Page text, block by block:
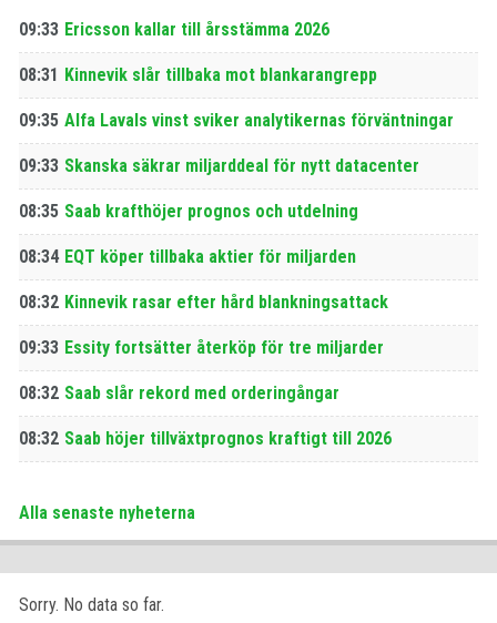
09:33 Ericsson kallar till årsstämma 2026
08:31 Kinnevik slår tillbaka mot blankarangrepp
09:35 Alfa Lavals vinst sviker analytikernas förväntningar
09:33 Skanska säkrar miljarddeal för nytt datacenter
08:35 Saab krafthöjer prognos och utdelning
08:34 EQT köper tillbaka aktier för miljarden
08:32 Kinnevik rasar efter hård blankningsattack
09:33 Essity fortsätter återköp för tre miljarder
08:32 Saab slår rekord med orderingångar
08:32 Saab höjer tillväxtprognos kraftigt till 2026
Alla senaste nyheterna
Sorry. No data so far.